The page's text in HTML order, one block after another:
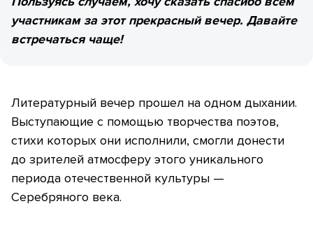
участникам за этот прекрасный вечер. Давайте
встречаться чаще!
Литературный вечер прошел на одном дыхании.
Выступающие с помощью творчества поэтов,
стихи которых они исполнили, смогли донести
до зрителей атмосферу этого уникального
периода отечественной культуры —
Серебряного века.